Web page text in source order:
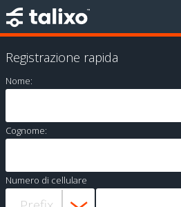
Registrazione rapida
Nome:
Cognome:
Numero di cellulare